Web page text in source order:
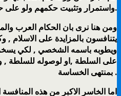
واستمرار وتثبيت حكمهم ولو على حساب قتل المسيحيين.
يتنافسون بالمزايدة على الاسلام
ويطوبه باسمه الشخصي , لكي
على السلطة ,او لوصوله للسلطة ,
بمنتهى الخساسة .